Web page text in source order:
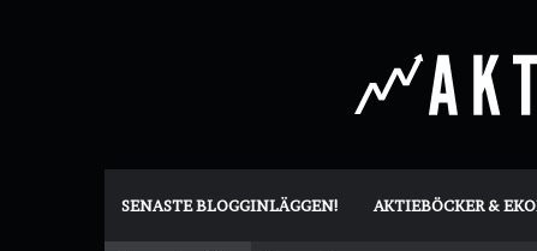
SENASTE BLOGGINLÄGGEN! AKTIEBÖCKER &